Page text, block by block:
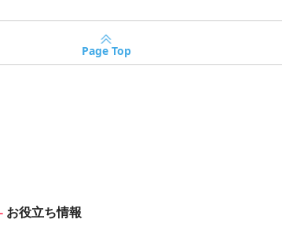
Page Top
お役立ち情報